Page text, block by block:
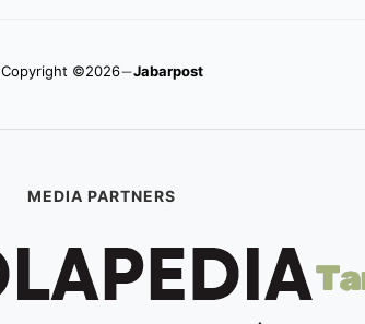
Copyright ©2026 Jabarpost
MEDIA PARTNERS